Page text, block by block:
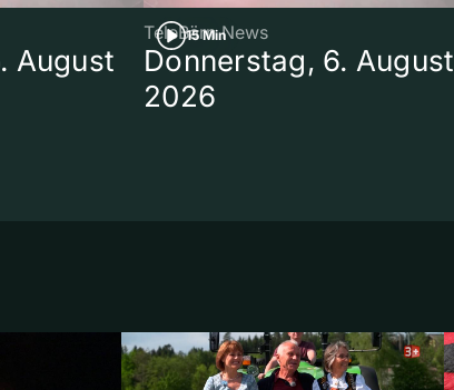
August
15 Min
TeleBärn News
Donnerstag, 6. August
2026